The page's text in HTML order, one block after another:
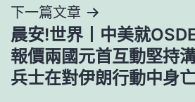
覽
下一篇文章
晨安!世界丨中美就
報價兩國元首互動堅持
兵士在對伊朗行動中身